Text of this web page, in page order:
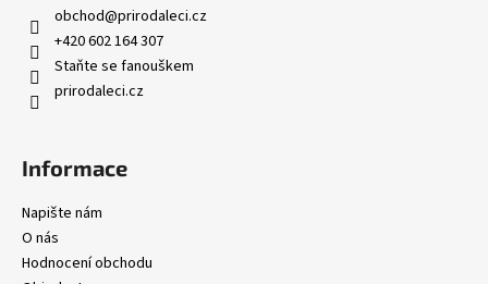
obchod@prirodaleci.cz
+420 602 164 307
Staňte se fanouškem
prirodaleci.cz
Informace
Napište nám
O nás
Hodnocení obchodu